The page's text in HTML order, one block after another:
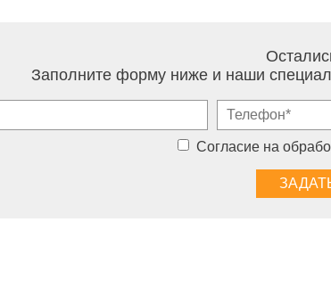
Заполните форму ниже и наши
Согласие на